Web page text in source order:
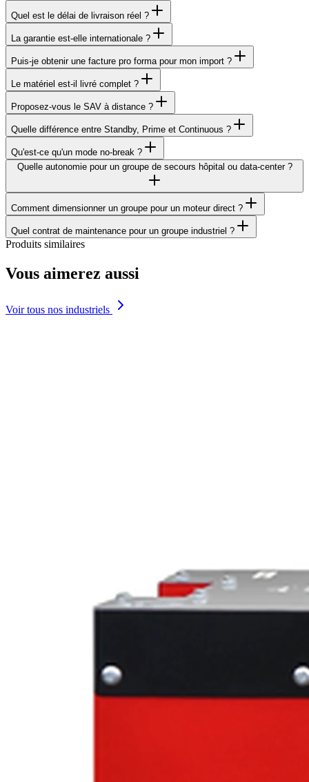
Quel est le délai de livraison réel ?
La garantie est-elle internationale ?
Puis-je obtenir une facture pro forma pour mon import ?
Le matériel est-il livré complet ?
Proposez-vous le SAV à distance ?
Quelle différence entre Standby, Prime et Continuous ?
Qu'est-ce qu'un mode no-break ?
Quelle autonomie pour un groupe de secours hôpital ou data-center ?
Comment dimensionner un groupe pour un moteur direct ?
Quel contrat de maintenance pour un groupe industriel ?
Produits similaires
Vous aimerez aussi
Voir tous nos industriels